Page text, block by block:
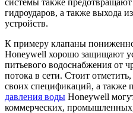
гидроударов, а также выхода
устройств.
К примеру клапаны
Honeywell хорошо защищают
питьевого водоснабжения от
потока в сети. Стоит
своих спецификаций, а также
давления воды Honeywell
коммерческих,